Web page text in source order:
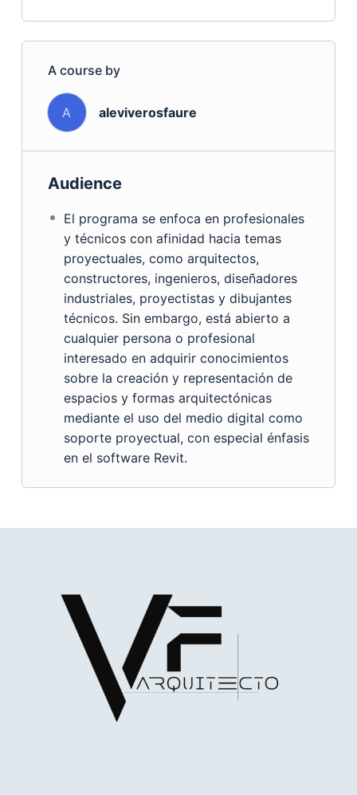
A course by
A aleviverosfaure
Audience
El programa se enfoca en profesionales
y técnicos con afinidad hacia temas
proyectuales, como arquitectos,
constructores, ingenieros, diseñadores
industriales, proyectistas y dibujantes
técnicos. Sin embargo, está abierto a
cualquier persona o profesional
interesado en adquirir conocimientos
sobre la creación y representación de
espacios y formas arquitectónicas
mediante el uso del medio digital como
soporte proyectual, con especial énfasis
en el software Revit.